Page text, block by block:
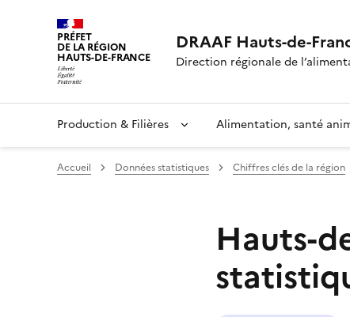
PRÉFET
DE LA RÉGION
HAUTS-DE-FRANCE
DRAAF Hauts-de-
Direction régionale de
Production & Filières Alimentation, santé
Accueil Données statistiques Chiffres clés de la région
Hauts-